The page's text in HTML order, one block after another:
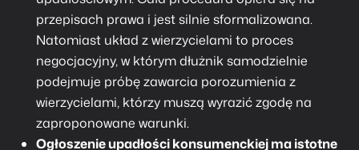
przepisach prawa i jest silnie sformalizowana.
Natomiast układ z wierzycielami to proces
negocjacyjny, w którym dłużnik samodzielnie
podejmuje próbę zawarcia porozumienia z
wierzycielami, którzy muszą wyrazić zgodę na
zaproponowane warunki.
Ogłoszenie upadłości konsumenckiej ma istotne